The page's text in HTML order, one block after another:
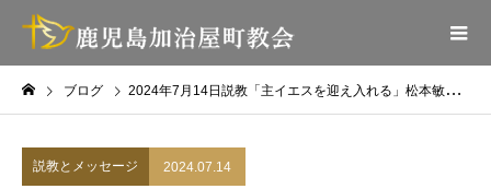
ブログ 2024年7月14日説教「主イエスを迎え入れる」松本敏之牧師
説教とメッセージ 2024.07.14